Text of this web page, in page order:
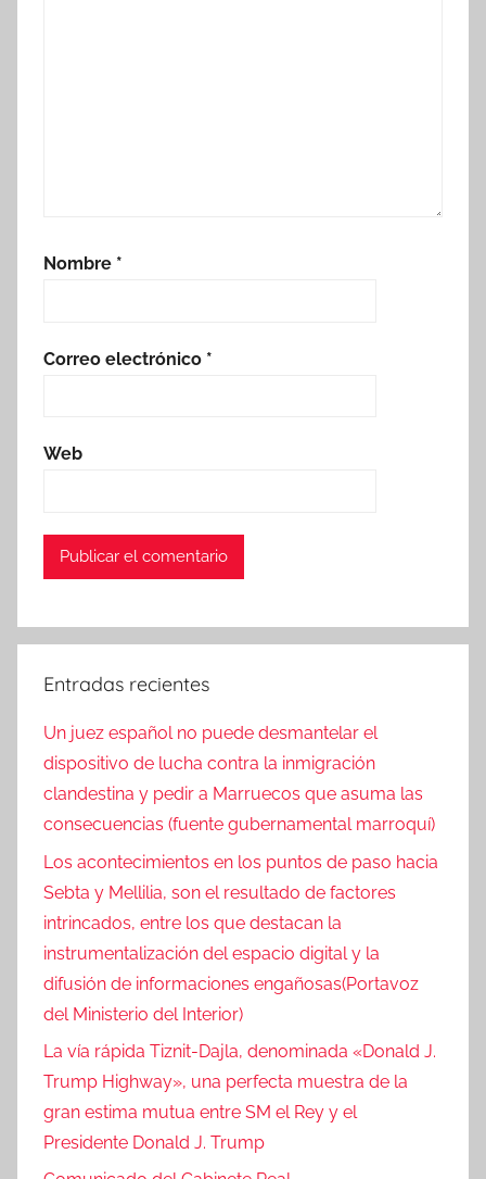
Nombre *
Correo electrónico *
Web
Entradas recientes
Un juez español no puede desmantelar el
dispositivo de lucha contra la inmigración
clandestina y pedir a Marruecos que asuma las
consecuencias (fuente gubernamental marroquí)
Los acontecimientos en los puntos de paso hacia
Sebta y Mellilia, son el resultado de factores
intrincados, entre los que destacan la
instrumentalización del espacio digital y la
difusión de informaciones engañosas(Portavoz
del Ministerio del Interior)
La vía rápida Tiznit-Dajla, denominada «Donald J.
Trump Highway», una perfecta muestra de la
gran estima mutua entre SM el Rey y el
Presidente Donald J. Trump